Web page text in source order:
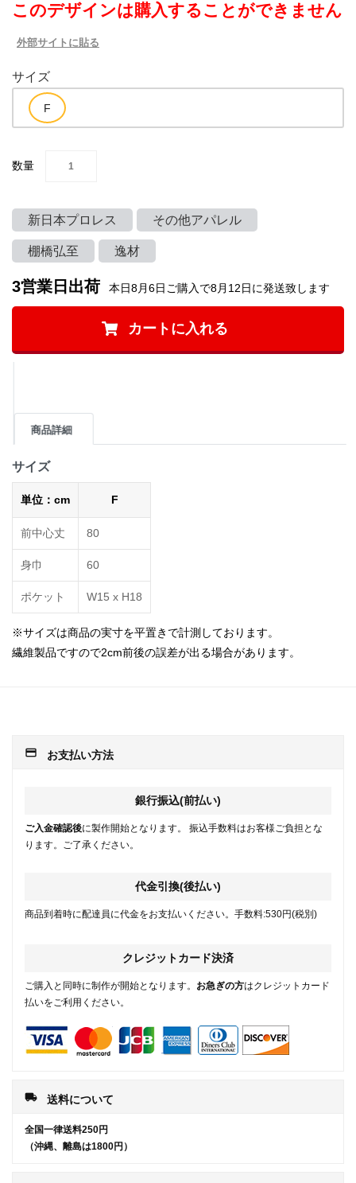
このデザインは購入することができません
外部サイトに貼る
サイズ
数量
新日本プロレス その他アパレル
棚橋弘至 逸材
3営業日出荷 本日8月6日ご購入で8月12日に発送致します
カートに入れる
商品詳細
サイズ
単位：cm F
前中心丈 80
身巾 60
ポケット W15 х H18
※サイズは商品の実寸を平置きで計測しております。
繊維製品ですので2cm前後の誤差が出る場合があります。
payment お支払い方法
銀行振込(前払い)
ご入金確認後に製作開始となります。 振込手数料はお客様ご負担とな
ります。ご了承ください。
代金引換(後払い)
商品到着時に配達員に代金をお支払いください。手数料:530円(税別)
クレジットカード決済
ご購入と同時に制作が開始となります。 お急ぎの方はクレジットカード
払いをご利用ください。
local_shipping 送料について
全国一律送料250円
（沖縄、離島は1800円）